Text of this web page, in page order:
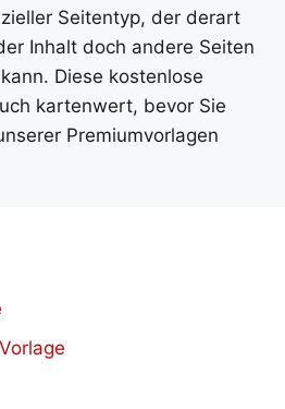
Seitentyp, der derart
Inhalt doch andere Seiten
Diese kostenlose
kartenwert, bevor Sie
Premiumvorlagen